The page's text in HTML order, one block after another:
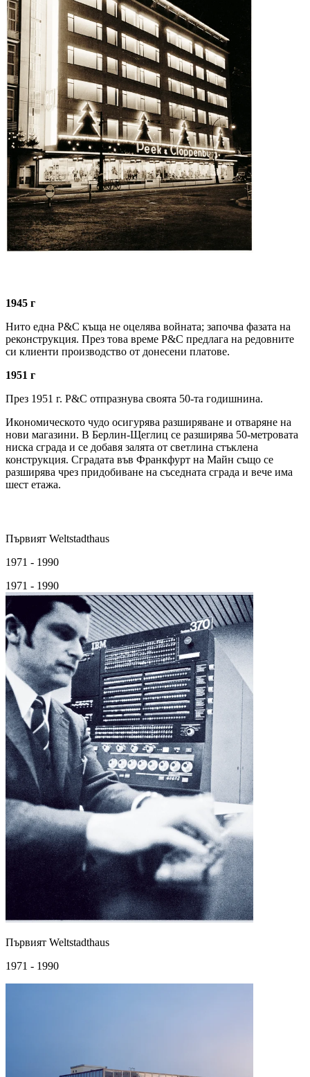
1945 г
Нито една P&C къща не оцелява войната; започва фазата на
реконструкция. През това време P&C предлага на редовните
си клиенти производство от донесени платове.
1951 г
През 1951 г. P&C отпразнува своята 50-та годишнина.
Икономическото чудо осигурява разширяване и отваряне на
нови магазини. В Берлин-Щеглиц се разширява 50-метровата
ниска сграда и се добавя залята от светлина стъклена
конструкция. Сградата във Франкфурт на Майн също се
разширява чрез придобиване на съседната сграда и вече има
шест етажа.
Първият Weltstadthaus
1971 - 1990
1971 - 1990
Първият Weltstadthaus
1971 - 1990